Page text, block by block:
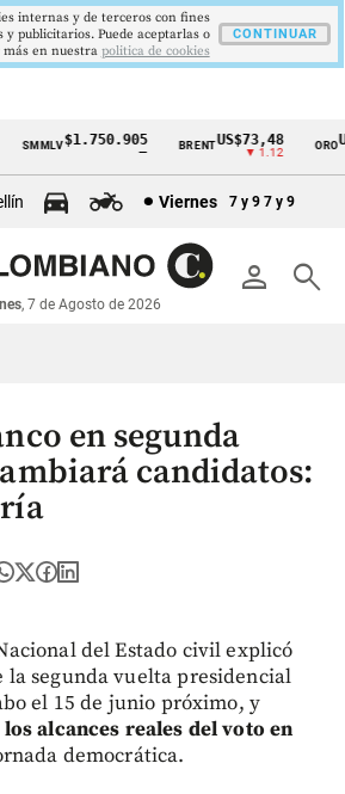
SMMLV$1.750.905 BRENTUS$73,48
▼ 1.12
ORO
Viernes 7 y 9 7 y 9
person search
, 7 de Agosto de 2026
en segunda
candidatos:
del Estado civil explicó
la segunda vuelta presidencial
el 15 de junio próximo, y
alcances reales del voto en
democrática.
internas y de terceros con fines
y publicitarios. Puede aceptarlas o
en nuestra politica de cookies
CONTINUAR